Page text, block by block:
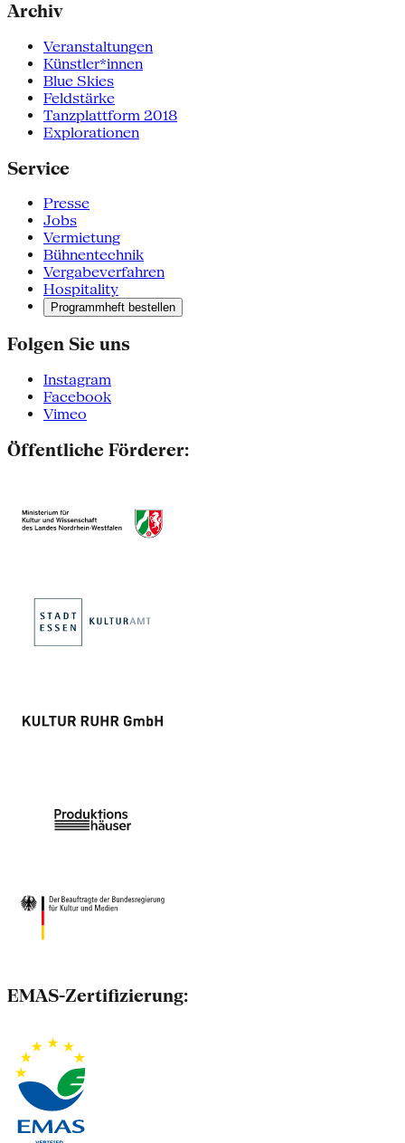
Archiv
Veranstaltungen
Künstler*innen
Blue Skies
Feldstärke
Tanzplattform 2018
Explorationen
Service
Presse
Jobs
Vermietung
Bühnentechnik
Vergabeverfahren
Hospitality
Programmheft bestellen
Folgen Sie uns
Instagram
Facebook
Vimeo
Öffentliche Förderer:
EMAS-Zertifizierung: